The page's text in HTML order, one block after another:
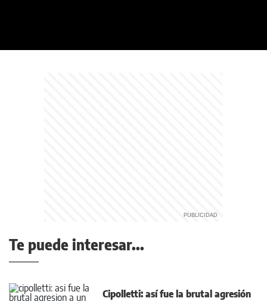
Te puede interesar...
Cipolletti: así fue la brutal agresión